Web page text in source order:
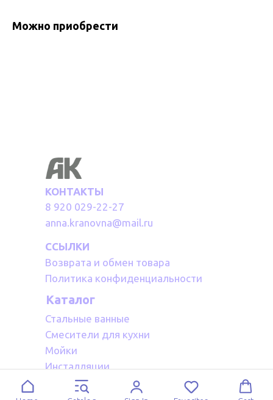
Можно приобрести
КОНТАКТЫ
8 920 029-22-27
anna.kranovna@mail.ru
ССЫЛКИ
Возврата и обмен товара
Политика конфиденциальности
Каталог
Стальные ванные
Смесители для кухни
Мойки
Инсталляции
Акриловые ванные